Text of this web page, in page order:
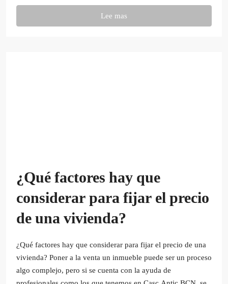
Lee mas
¿Qué factores hay que
considerar para fijar el precio
de una vivienda?
¿Qué factores hay que considerar para fijar el precio de una
vivienda? Poner a la venta un inmueble puede ser un proceso
algo complejo, pero si se cuenta con la ayuda de